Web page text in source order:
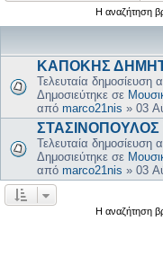
Η αναζήτηση
ΚΑΠΟΚΗΣ
Τελευταία δημοσίευση
Δημοσιεύτηκε σε
από marco21nis » 03
ΣΤΑΣΙΝΟΠΟΥΛΟΣ
Τελευταία δημοσίευση
Δημοσιεύτηκε σε
από marco21nis » 03
Η αναζήτηση